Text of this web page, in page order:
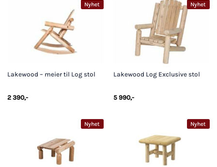
Nyhet
Lakewood – meier til Log stol
2 390,-
Nyhet
Lakewood Log Exclusive stol
5 990,-
Nyhet Nyhet